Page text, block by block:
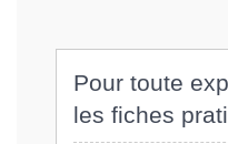
Pour toute
les fiches